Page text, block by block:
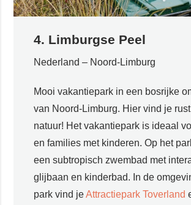
4. Limburgse Peel
Nederland – Noord-Limburg
Mooi vakantiepark in een bosrijke
van Noord-Limburg. Hier vind je
natuur! Het vakantiepark is ideaal
en families met kinderen. Op het
een subtropisch zwembad met
glijbaan en kinderbad. In de
park vind jeAttractiepark Toverland